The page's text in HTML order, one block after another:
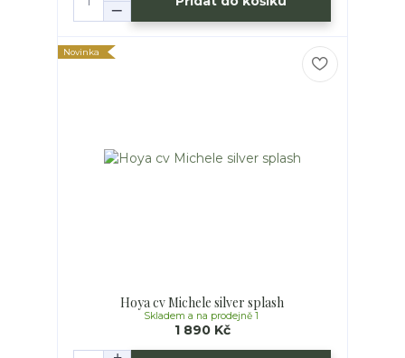
Novinka
Hoya cv Michele silver splash
1 890 Kč
Skladem a na prodejně 1